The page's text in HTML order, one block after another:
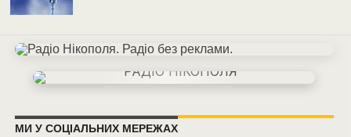
МИ У СОЦІАЛЬНИХ МЕРЕЖАХ